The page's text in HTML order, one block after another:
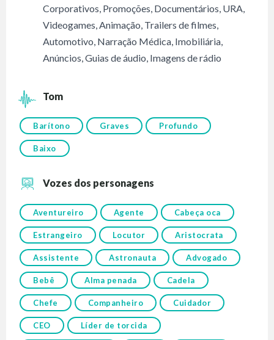
Corporativos, Promoções, Documentários, URA,
Videogames,Animação, Trailers de filmes,
Automotivo, Narração Médica, Imobiliária,
Anúncios,Guias de áudio, Imagens de rádio
Tom
Barítono Graves Profundo
Baixo
Vozes dos personagens
Aventureiro Agente Cabeça oca
Estrangeiro Locutor Aristocrata
Assistente Astronauta Advogado
Bebê Alma penada Cadela
Chefe Companheiro Cuidador
CEO Líder de torcida